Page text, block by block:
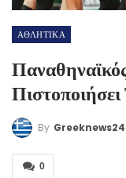
ΑΘΛΗΤΙΚΑ
By Greeknews24
0